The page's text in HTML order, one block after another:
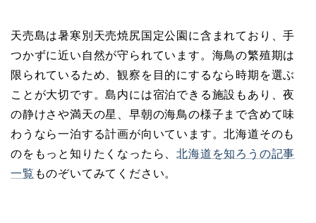
天売島は暑寒別天売焼尻国定公園に含まれており、手
つかずに近い自然が守られています。海鳥の繁殖期は
限られているため、観察を目的にするなら時期を選ぶ
ことが大切です。島内には宿泊できる施設もあり、夜
の静けさや満天の星、早朝の海鳥の様子まで含めて味
わうなら一泊する計画が向いています。北海道そのも
のをもっと知りたくなったら、北海道を知ろうの記事
一覧 ものぞいてみてください。